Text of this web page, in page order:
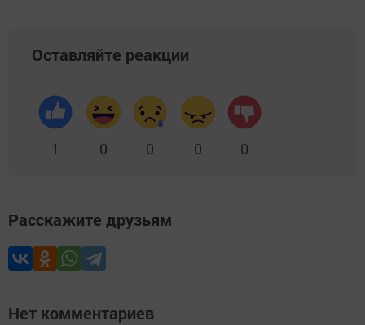
Оставляйте реакции
1 0 0 0 0
Расскажите друзьям
Нет комментариев